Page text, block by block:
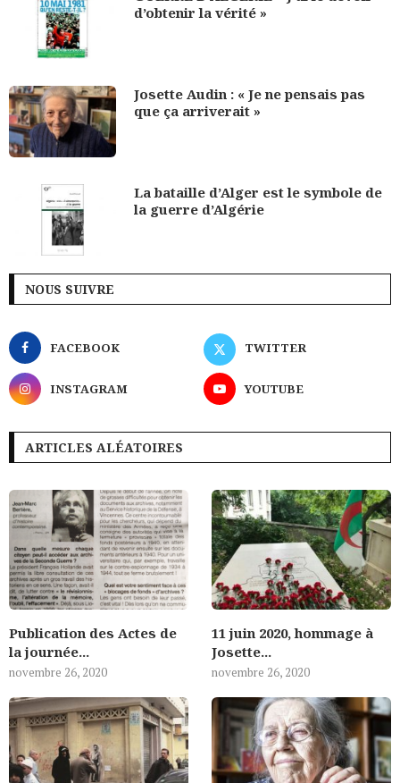
d’obtenir la vérité »
Josette Audin : « Je ne pensais pas
que ça arriverait »
La bataille d’Alger est le symbole de
la guerre d’Algérie
NOUS SUIVRE
FACEBOOK TWITTER
INSTAGRAM YOUTUBE
ARTICLES ALÉATOIRES
Publication des Actes de
la journée...
novembre 26, 2020
11 juin 2020, hommage à
Josette...
novembre 26, 2020